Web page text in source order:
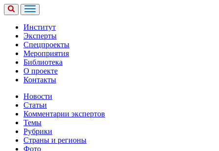
Институт
Эксперты
Спецпроекты
Мероприятия
Библиотека
О проекте
Контакты
Новости
Статьи
Комментарии экспертов
Темы
Рубрики
Страны и регионы
Фото